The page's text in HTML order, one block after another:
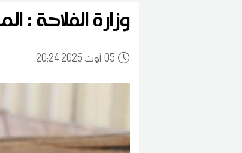
وزارة الفلاحة :
0520:24 2026 أوت